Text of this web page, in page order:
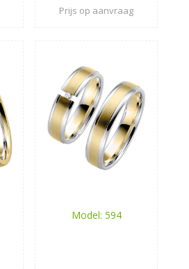
Prijs op aanvraag
Model: 594